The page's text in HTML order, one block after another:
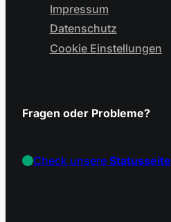
Impressum
Datenschutz
Cookie Einstellungen
Fragen oder Probleme?
Check unsereStatusseite